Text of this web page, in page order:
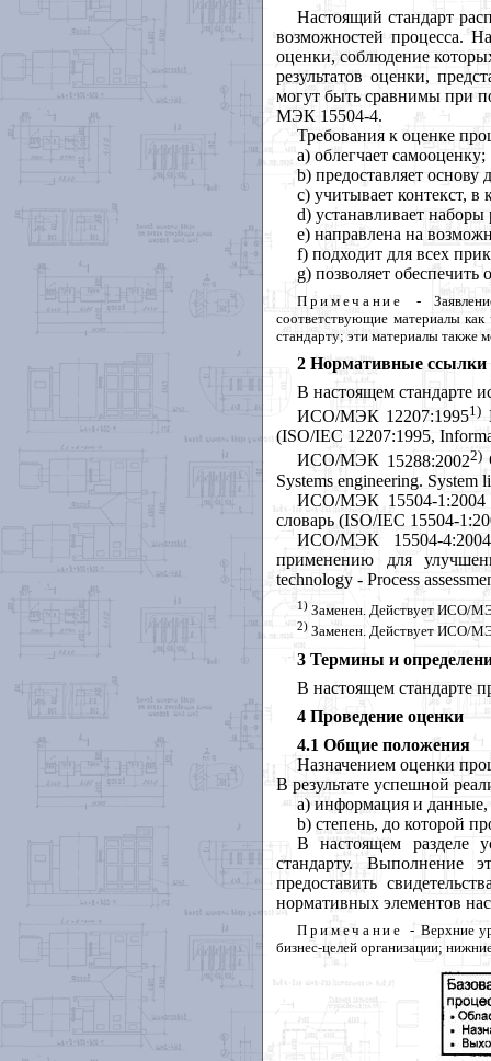
Настоящий стандарт
возможностей процесса.
оценки,соблюдение
результатов оценки,
могут быть сравнимы при
МЭК 15504-4.
Требования к оценке
a) облегчает самооценку;
b) предоставляет основу
c) учитывает контекст, в
d) устанавливает наборы
e) направлена на
f) подходит для всех
g) позволяет обеспечить
Примечание -
соответствующие материалы как
стандарту; эти материалы также
2 Нормативные ссылки
В настоящем стандарте
ИСО/МЭК12207:19951)
(ISO/IEC 12207:1995,
ИСО/МЭК15288:20022)
Systems engineering. System
ИСО/МЭК15504-
словарь (ISO/IEC 15504-
ИСО/МЭК15504-
применению
для
technology - Process
1) Заменен. Действует ИСО/
2) Заменен. Действует ИСО/
3 Термины и
В настоящем стандарте
4 Проведение оценки
4.1 Общие положения
Назначением оценки
В результате успешной
a) информация и данные,
b) степень, до которой
В
настоящем разделе
стандарту. Выполнение
предоставить
нормативных элементов
Примечание - Верхние
бизнес-целей организации;